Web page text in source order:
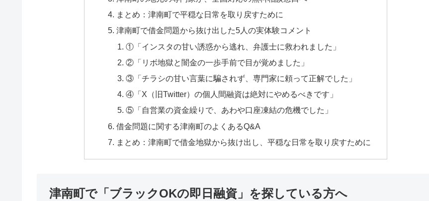
まとめ：津南町で平穏な日常を取り戻すために
津南町で借金問題から抜け出した5人の実体験コメント
①「インスタの甘い誘惑から逃れ、弁護士に救われました」
②「リボ地獄と闇金の一歩手前で目が覚めました」
③「チラシの甘い言葉に騙されず、専門家に頼って正解でした」
④「X（旧Twitter）の個人間融資は絶対にやめるべきです」
⑤「自営業の資金繰りで、あわや口座凍結の危機でした」
借金問題に関する津南町のよくあるQ&A
まとめ：津南町で借金地獄から抜け出し、平穏な日常を取り戻すために
津南町で「ブラックOKの即日融資」を探している方へ